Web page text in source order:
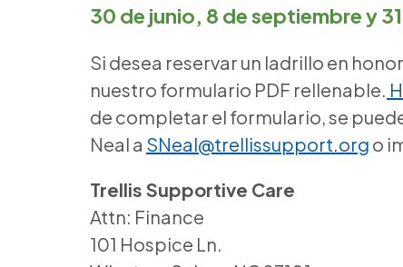
30 de junio, 8 de septiembre y
Si desea reservar un ladrillo en
nuestro formulario PDF rellenable.
de completar el formulario, se
Neal a SNeal@trellissupport.org o
Trellis Supportive Care
Attn: Finance
101 Hospice Ln.